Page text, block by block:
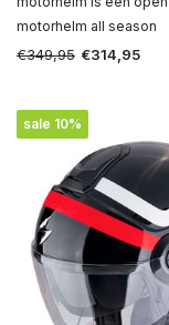
motorhelm all season
€349,95 €314,95
sale 10%